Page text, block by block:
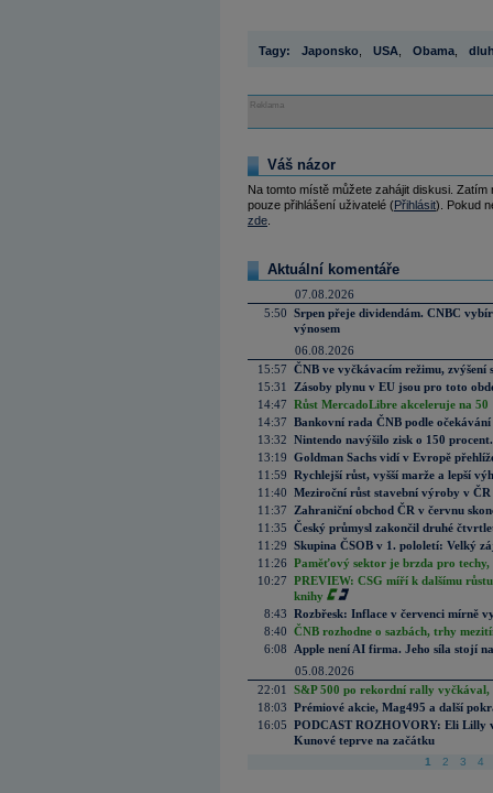
Tagy: Japonsko USA Obama
Reklama
Váš názor
Na tomto místě můžete zahájit diskusi.
pouze přihlášení uživatelé (Přihlásit). Pokud
zde
Aktuální komentáře
07.08.2026
5:50 Srpen přeje dividendám. CNBC
výnosem
06.08.2026
15:57 ČNB ve vyčkávacím režimu, zvýšení
15:31
Zásoby plynu v EU jsou pro toto
14:47 Růst MercadoLibre akceleruje na
14:37 Bankovní rada ČNB podle
13:32 Nintendo navýšilo zisk o 150
13:19 Goldman Sachs vidí v Evropě
11:59 Rychlejší růst, vyšší marže a lepší
11:40 Meziroční růst stavební výroby v
11:37
Zahraniční obchod ČR v červnu
11:35 Český průmysl zakončil druhé
11:29 Skupina ČSOB v 1. pololetí: Velký
11:26 Paměťový sektor je brzda pro techy,
10:27 PREVIEW: CSG míří k dalšímu
knihy
8:43 Rozbřesk: Inflace v červenci mírně
8:40 ČNB rozhodne o sazbách, trhy
6:08
Apple není AI firma. Jeho síla stojí
05.08.2026
22:01
S&P 500 po rekordní rally vyčkával,
18:03 Prémiové akcie, Mag495 a další
16:05 PODCAST ROZHOVORY: Eli Lilly
Kunové teprve na začátku
1 2 3 4